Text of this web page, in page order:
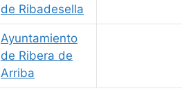
de Ribadesella
Ayuntamiento
de Ribera de
Arriba